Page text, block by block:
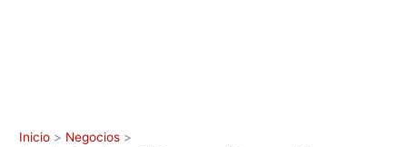
Inicio
Negocios